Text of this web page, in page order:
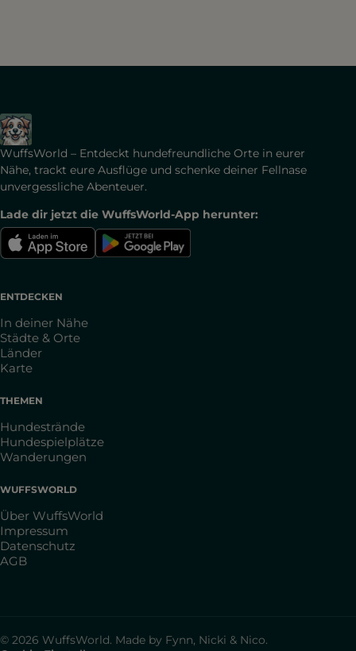
WuffsWorld – Entdeckt hundefreundliche Orte in eurer
Nähe, trackt eure Ausflüge und schenke deiner Fellnase
unvergessliche Abenteuer.
Lade dir jetzt die WuffsWorld-App herunter:
ENTDECKEN
In deiner Nähe
Städte & Orte
Länder
Karte
THEMEN
Hundestrände
Hundespielplätze
Wanderungen
WUFFSWORLD
Über WuffsWorld
Impressum
Datenschutz
AGB
© 2026 WuffsWorld. Made by Fynn, Nicki & Nico.